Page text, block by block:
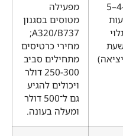
כ-4–5
מפעילה
מטוסים בסגנון
A320/B737;
מחירי כרטיסים
מתחילים סביב
250-300 דולר
ויכולים להגיע
גם ל־500 דולר
ומעלה בעונה.